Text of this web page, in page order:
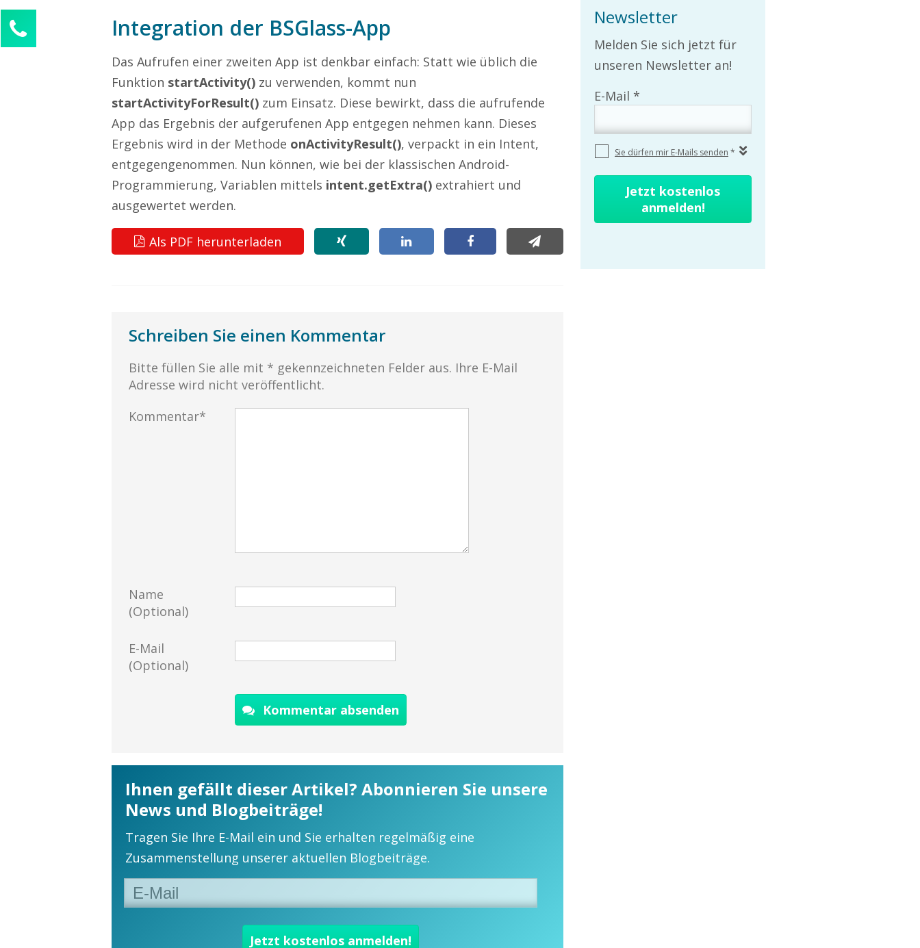
Integration der BSGlass-App
Das Aufrufen einer zweiten App ist denkbar einfach: Statt wie üblich die
Funktion startActivity() zu verwenden, kommt nun
startActivityForResult() zum Einsatz. Diese bewirkt, dass die aufrufende
App das Ergebnis der aufgerufenen App entgegen nehmen kann. Dieses
Ergebnis wird in der Methode onActivityResult(), verpackt in ein Intent,
entgegengenommen. Nun können, wie bei der klassischen Android-
Programmierung, Variablen mittels intent.getExtra() extrahiert und
ausgewertet werden.
Als PDF herunterladen
Schreiben Sie einen Kommentar
Bitte füllen Sie alle mit * gekennzeichneten Felder aus. Ihre E-Mail
Adresse wird nicht veröffentlicht.
Kommentar*
Name
(Optional)
E-Mail
(Optional)
Kommentar absenden
Ihnen gefällt dieser Artikel? Abonnieren Sie unsere
News und Blogbeiträge!
Tragen Sie Ihre E-Mail ein und Sie erhalten regelmäßig eine
Zusammenstellung unserer aktuellen Blogbeiträge.
Newsletter
Melden Sie sich jetzt für
unseren Newsletter an!
Kontaktieren Sie uns!
Kundenservice
0211 946 285 72-55
sophie.weber@mission-mobile.de
Ihre Anfrage